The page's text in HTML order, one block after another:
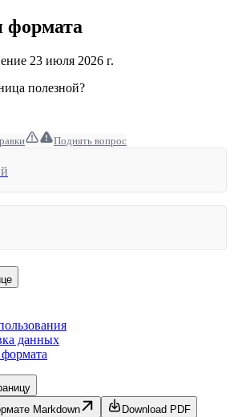
формата
23 июля 2026 г.
полезной?
Поднять вопрос
данных
Markdown
Download PDF